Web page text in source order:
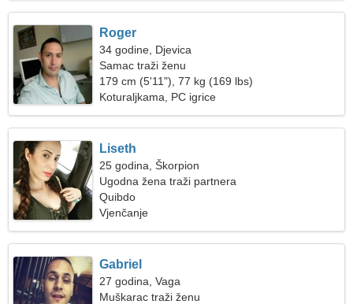
Roger
34 godine, Djevica
Samac traži ženu
179 cm (5'11"), 77 kg (169 lbs)
Koturaljkama, PC igrice
Liseth
25 godina, Škorpion
Ugodna žena traži partnera
Quibdo
Vjenčanje
Gabriel
27 godina, Vaga
Muškarac traži ženu